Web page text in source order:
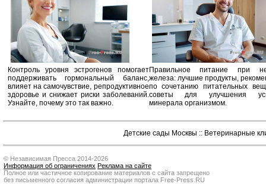
Контроль уровня эстрогенов помогает
поддерживать гормональный баланс,
влияет на самочувствие, репродуктивное
здоровье и снижает риски заболеваний.
Узнайте, почему это так важно.
Правильное питание при
железа: лучшие продукты,
по сочетанию питательных
советы для улучшения
минерала организмом.
Детские сады Москвы :: Ветеринарные
© Независимая Пресса 2014-2026
Информация об ограничениях Реклама на сайте
Полное или частичное копирование материалов с сайта запрещено
без письменного согласия администрации портала Free-Press.RU